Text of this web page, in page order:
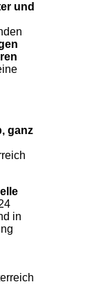
und
ganz
in